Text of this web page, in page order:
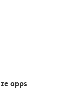
apps